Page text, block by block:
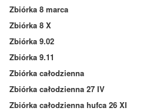
Zbiórka 8 marca
Zbiórka 8 X
Zbiórka 9.02
Zbiórka 9.11
Zbiórka całodzienna
Zbiórka całodzienna 27 IV
Zbiórka całodzienna hufca 26 XI